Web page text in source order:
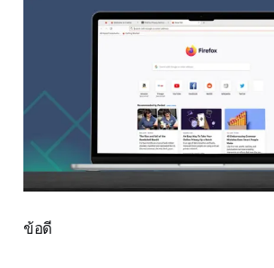
ข้อดี